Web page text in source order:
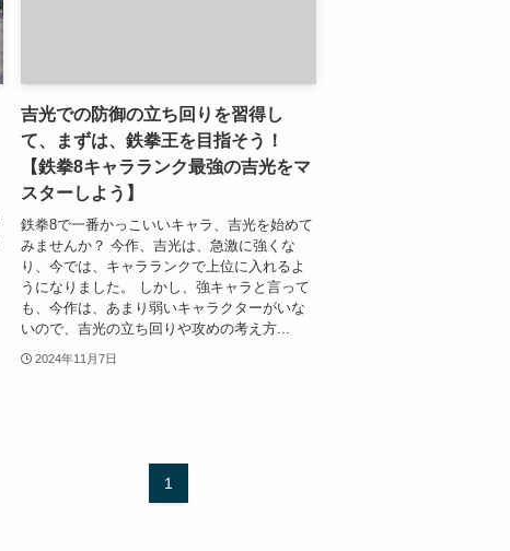
吉光での防御の立ち回りを習得し
て、まずは、鉄拳王を目指そう！
【鉄拳8キャラランク最強の吉光をマ
スターしよう】
鉄拳8で一番かっこいいキャラ、吉光を始めて
みませんか？ 今作、吉光は、急激に強くな
り、今では、キャラランクで上位に入れるよ
うになりました。 しかし、強キャラと言って
も、今作は、あまり弱いキャラクターがいな
いので、吉光の立ち回りや攻めの考え方...
2024年11月7日
1